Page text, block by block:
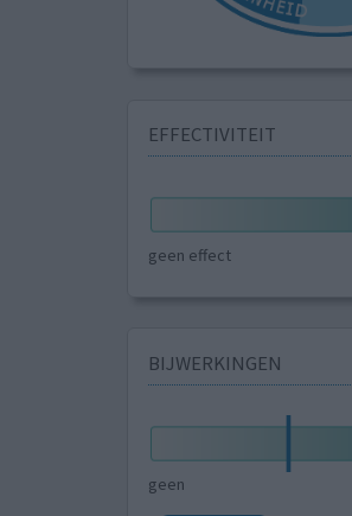
EFFECTIVITEIT
geen effect
BIJWERKINGEN
geen